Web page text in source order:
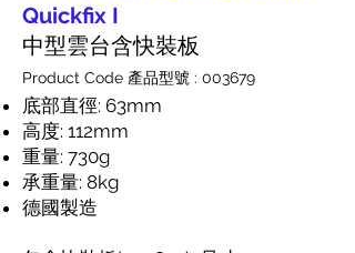
Quickfix I
中型雲台含快裝板
Product Code 產品型號 : 003679
底部直徑: 63mm
高度: 112mm
重量: 730g
承重量: 8kg
德國製造